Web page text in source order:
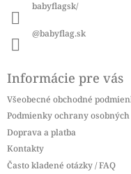
babyflagsk/
@babyflag.sk
Informácie pre vás
Všeobecné obchodné
Podmienky ochrany
Doprava a platba
Kontakty
Často kladené otázky / FAQ